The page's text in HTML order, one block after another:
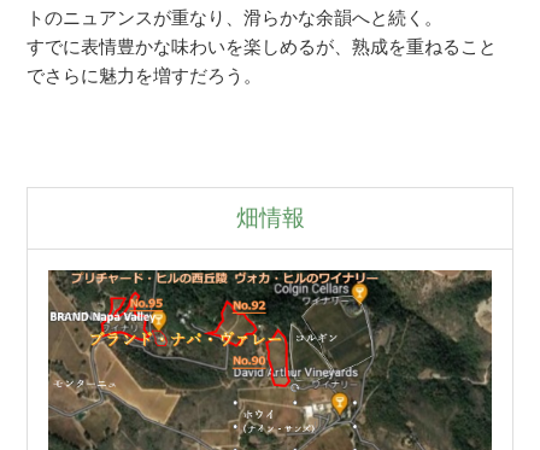
トのニュアンスが重なり、滑らかな余韻へと続く。
すでに表情豊かな味わいを楽しめるが、熟成を重ねること
でさらに魅力を増すだろう。
畑情報